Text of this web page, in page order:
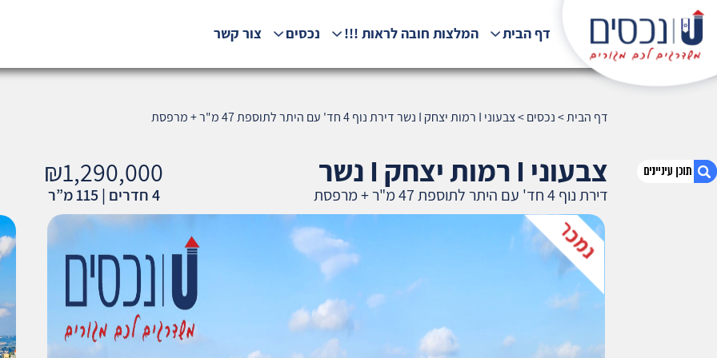
דף הבית המלצות חובה לראות !!! נכסים צור קשר
דף הבית>נכסים>צבעוני I רמות יצחק I נשר דירת נוף 4 חד' עם היתר לתוספת 47 מ"ר + מרפסת
צבעוני I רמות יצחק I נשר
דירת נוף 4 חד' עם היתר לתוספת 47 מ"ר + מרפסת
₪1,290,000
4 חדרים | 115 מ”ר